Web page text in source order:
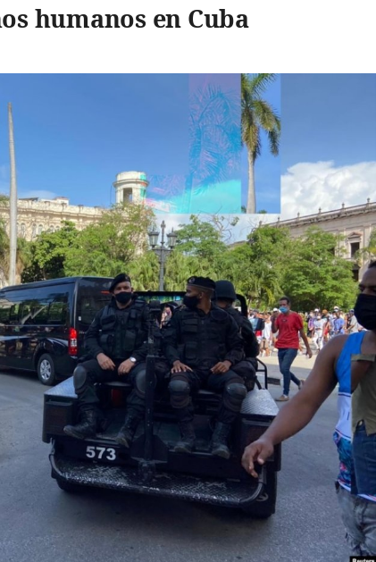
humanos en Cuba